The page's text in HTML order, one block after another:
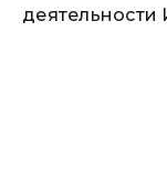
деятельности